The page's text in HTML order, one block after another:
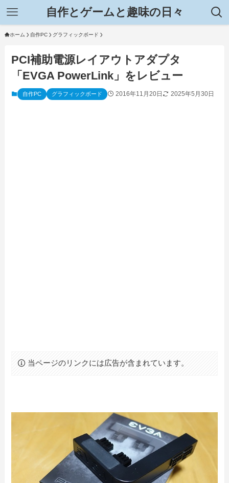
自作とゲームと趣味の日々
ホーム 自作PC グラフィックボード
PCI補助電源レイアウトアダプタ
「EVGA PowerLink」をレビュー
自作PC グラフィックボード 2016年11月20日 2025年5月30日
当ページのリンクには広告が含まれています。